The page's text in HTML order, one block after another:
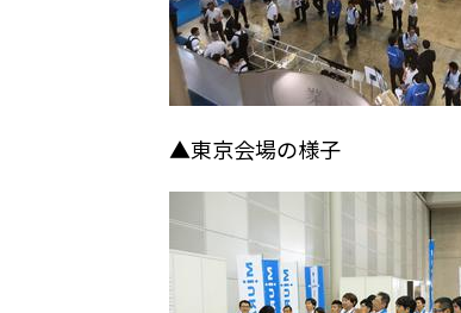
▲東京会場の様子 ▲